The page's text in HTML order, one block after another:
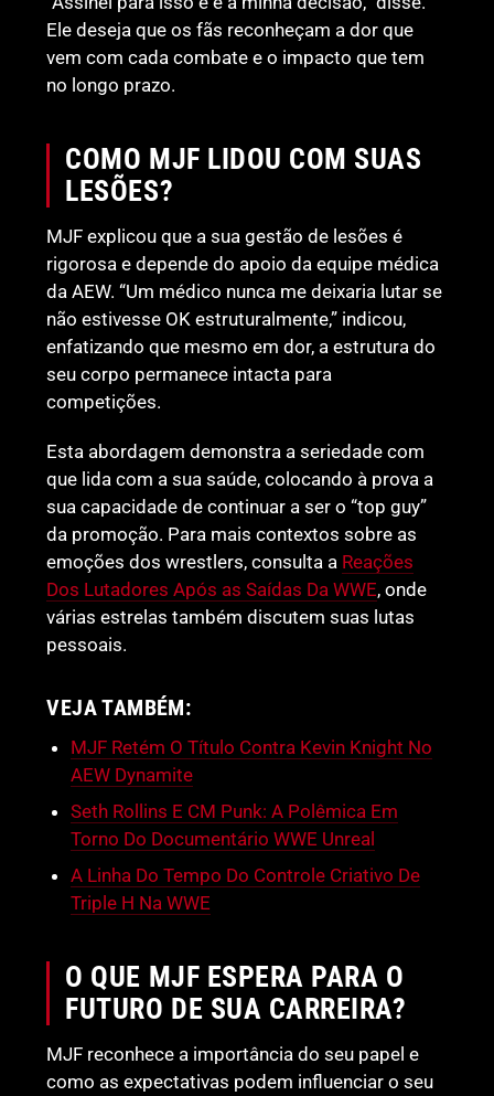
Ele deseja que os fãs reconheçam a dor que
vem com cada combate e o impacto que tem
no longo prazo.
COMO MJF LIDOU COM SUAS
LESÕES?
MJF explicou que a sua gestão de lesões é
rigorosa e depende do apoio da equipe médica
da AEW. “Um médico nunca me deixaria lutar se
não estivesse OK estruturalmente,” indicou,
enfatizando que mesmo em dor, a estrutura do
seu corpo permanece intacta para
competições.
Esta abordagem demonstra a seriedade com
que lida com a sua saúde, colocando à prova a
sua capacidade de continuar a ser o “top guy”
da promoção. Para mais contextos sobre as
emoções dos wrestlers, consulta a Reações
Dos Lutadores Após as Saídas Da WWE, onde
várias estrelas também discutem suas lutas
pessoais.
VEJA TAMBÉM:
MJF Retém O Título Contra Kevin Knight No
AEW Dynamite
Seth Rollins E CM Punk: A Polêmica Em
Torno Do Documentário WWE Unreal
A Linha Do Tempo Do Controle Criativo De
Triple H Na WWE
O QUE MJF ESPERA PARA O
FUTURO DE SUA CARREIRA?
MJF reconhece a importância do seu papel e
como as expectativas podem influenciar o seu